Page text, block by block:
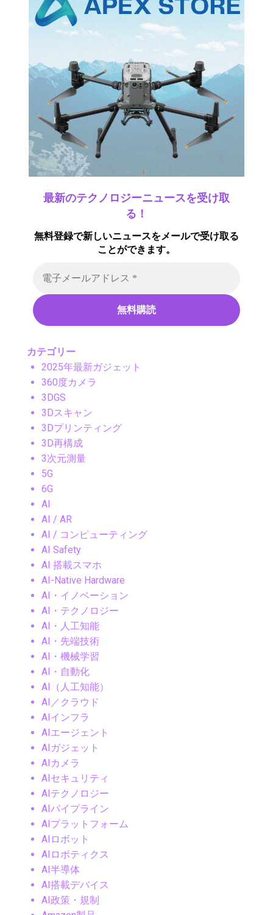
最新のテクノロジーニュースを受け取
る！
無料登録で新しいニュースをメールで受け取る
ことができます。
カテゴリー
2025年最新ガジェット
360度カメラ
3DGS
3Dスキャン
3Dプリンティング
3D再構成
3次元測量
5G
6G
AI
AI / AR
AI / コンピューティング
AI Safety
AI 搭載スマホ
AI-Native Hardware
AI・イノベーション
AI・テクノロジー
AI・人工知能
AI・先端技術
AI・機械学習
AI・自動化
AI（人工知能）
AI／クラウド
AIインフラ
AIエージェント
AIガジェット
AIカメラ
AIセキュリティ
AIテクノロジー
AIパイプライン
AIプラットフォーム
AIロボット
AIロボティクス
AI半導体
AI搭載デバイス
AI政策・規制